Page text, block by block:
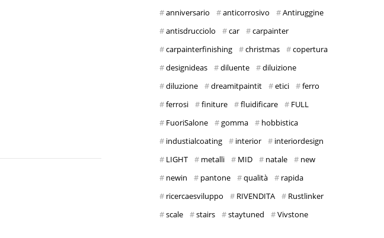
anniversario
anticorrosivo
Antiruggine
antisdrucciolo
car
carpainter
carpainterfinishing
christmas
copertura
designideas
diluente
diluizione
diluzione
dreamitpaintit etici
ferro
ferrosi
finiture fluidificare
FULL
FuoriSalone
gomma
hobbistica
industialcoating
interior
interiordesign
LIGHT
metalli MID natale
new
newin
pantone qualità
rapida
ricercaesviluppo
RIVENDITA
Rustlinker
scale
stairs staytuned Vivstone